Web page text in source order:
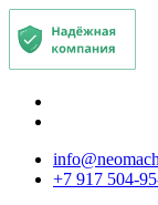
+7 917 504-